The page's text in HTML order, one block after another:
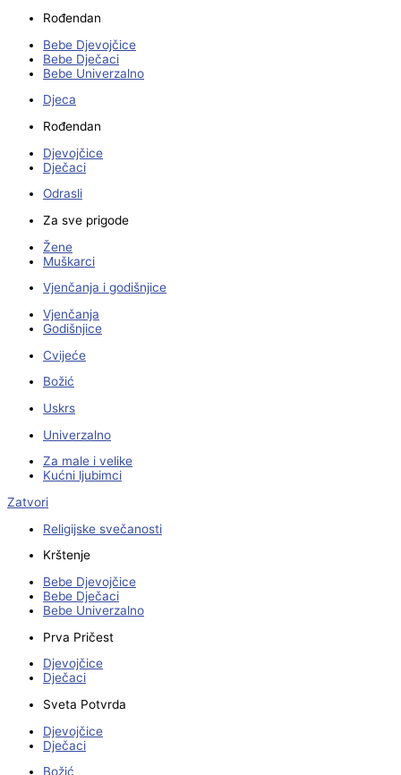
Rođendan
Bebe Djevojčice
Bebe Dječaci
Bebe Univerzalno
Djeca
Rođendan
Djevojčice
Dječaci
Odrasli
Za sve prigode
Žene
Muškarci
Vjenčanja i godišnjice
Vjenčanja
Godišnjice
Cvijeće
Božić
Uskrs
Univerzalno
Za male i velike
Kućni ljubimci
Zatvori
Religijske svečanosti
Krštenje
Bebe Djevojčice
Bebe Dječaci
Bebe Univerzalno
Prva Pričest
Djevojčice
Dječaci
Sveta Potvrda
Djevojčice
Dječaci
Božić